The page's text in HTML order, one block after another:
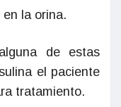
la orina.
de estas
el paciente
tratamiento.